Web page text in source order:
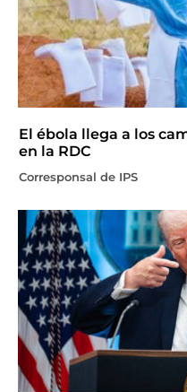
El ébola llega a los
en la RDC
Corresponsal de IPS